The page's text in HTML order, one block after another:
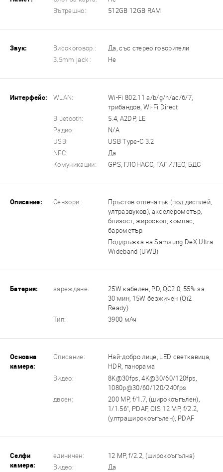
Вътрешно:
512GB 12GB RAM
Звук: Високоговор.:
Да, със стерео говорители
3.5mm jack :
Не
Интерфейс: WLAN:
Wi-Fi 802.11 a/b/g/n/ac/6/7,
трибандов, Wi-Fi Direct
Bluetooth:
5.4, A2DP, LE
Радио:
N/A
USB:
USB Type-C 3.2
NFC:
Да
Комуникации:
GPS, ГЛОНАСС, ГАЛИЛЕО, БДС
Описание: Сензори:
Пръстов отпечатък (под дисплей,
ултразвуков), акселерометър,
близост, жироскоп, компас,
барометър
Поддръжка на Samsung DeX Ultra
Wideband (UWB)
Батерия: зареждане:
25W кабелен, PD, QC2.0, 55% за
30 мин, 15W безжичен (Qi2
Ready)
Тип:
3900 мАч
Основна
камера:
Описание:
Най-добро лице, LED светкавица,
HDR, панорама
Видео:
8K@30fps, 4K@30/60/120fps,
1080p@30/60/120/240fps
двоен:
200 MP, f/1.7, (широкоъгълен),
1/1.56", PDAF, OIS 12 MP, f/2.2,
(ултраширокоъгълен), PDAF
Селфи
камера:
единичен:
12 MP, f/2.2, (широкоъгълна)
Видео:
Да